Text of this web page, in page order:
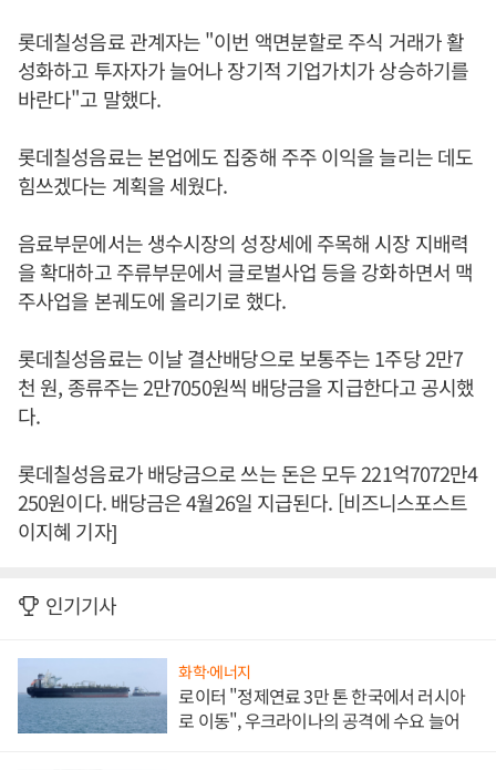
롯데칠성음료 관계자는 "이번 액면분할로 주식 거래가 활
성화하고 투자자가 늘어나 장기적 기업가치가 상승하기를
바란다"고 말했다.
롯데칠성음료는 본업에도 집중해 주주 이익을 늘리는 데도
힘쓰겠다는 계획을 세웠다.
음료부문에서는 생수시장의 성장세에 주목해 시장 지배력
을 확대하고 주류부문에서 글로벌사업 등을 강화하면서 맥
주사업을 본궤도에 올리기로 했다.
롯데칠성음료는 이날 결산배당으로 보통주는 1주당 2만7
천 원, 종류주는 2만7050원씩 배당금을 지급한다고 공시했
다.
롯데칠성음료가 배당금으로 쓰는 돈은 모두 221억7072만4
250원이다. 배당금은 4월26일 지급된다. [비즈니스포스트
이지혜 기자]
인기기사
화학·에너지
로이터 "정제연료 3만 톤 한국에서 러시아
로 이동", 우크라이나의 공격에 수요 늘어